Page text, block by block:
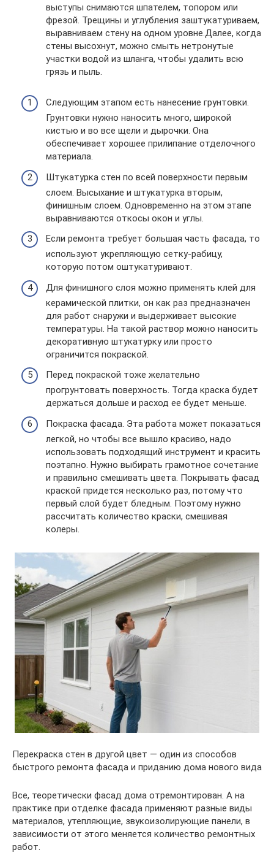
выступы снимаются шпателем, топором или
фрезой. Трещины и углубления заштукатуриваем,
выравниваем стену на одном уровне.Далее, когда
стены высохнут, можно смыть нетронутые
участки водой из шланга, чтобы удалить всю
грязь и пыль.
Следующим этапом есть нанесение грунтовки.
Грунтовки нужно наносить много, широкой
кистью и во все щели и дырочки. Она
обеспечивает хорошее прилипание отделочного
материала.
Штукатурка стен по всей поверхности первым
слоем. Высыхание и штукатурка вторым,
финишным слоем. Одновременно на этом этапе
выравниваются откосы окон и углы.
Если ремонта требует большая часть фасада, то
используют укрепляющую сетку-рабицу,
которую потом оштукатуривают.
Для финишного слоя можно применять клей для
керамической плитки, он как раз предназначен
для работ снаружи и выдерживает высокие
температуры. На такой раствор можно наносить
декоративную штукатурку или просто
ограничится покраской.
Перед покраской тоже желательно
прогрунтовать поверхность. Тогда краска будет
держаться дольше и расход ее будет меньше.
Покраска фасада. Эта работа может показаться
легкой, но чтобы все вышло красиво, надо
использовать подходящий инструмент и красить
поэтапно. Нужно выбирать грамотное сочетание
и правильно смешивать цвета. Покрывать фасад
краской придется несколько раз, потому что
первый слой будет бледным. Поэтому нужно
рассчитать количество краски, смешивая
колеры.
Перекраска стен в другой цвет — один из способов
быстрого ремонта фасада и приданию дома нового вида
Все, теоретически фасад дома отремонтирован. А на
практике при отделке фасада применяют разные виды
материалов, утепляющие, звукоизолирующие панели, в
зависимости от этого меняется количество ремонтных
работ.